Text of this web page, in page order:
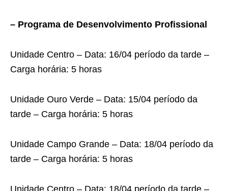
– Programa de Desenvolvimento Profissional
Unidade Centro – Data: 16/04 período da tarde –
Carga horária: 5 horas
Unidade Ouro Verde – Data: 15/04 período da
tarde – Carga horária: 5 horas
Unidade Campo Grande – Data: 18/04 período da
tarde – Carga horária: 5 horas
Unidade Centro – Data: 18/04 período da tarde –